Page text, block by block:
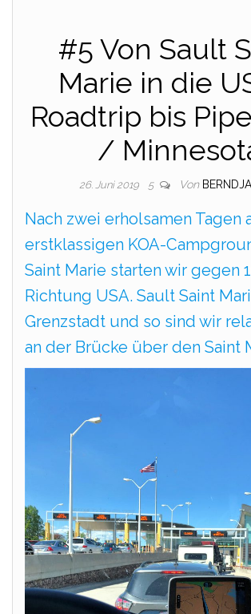
#5 Von Sault
Marie in die
Roadtrip bis
/
26. Juni 2019 5 Von
Nach zwei erholsamen Tagen
erstklassigen KOA-
Saint Marie starten wir gegen
Richtung USA. Sault Saint
Grenzstadt und so sind wir
an der Brücke über den Saint